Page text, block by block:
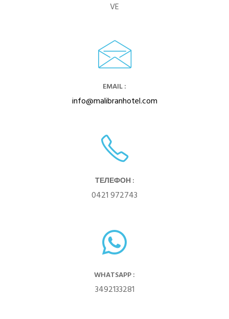
VE
EMAIL :
info@malibranhotel.com
ТЕЛЕФОН :
0421 972743
WHATSAPP :
3492133281